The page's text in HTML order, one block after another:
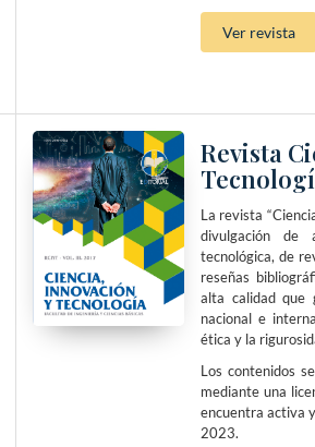
Ver revista
Revista
La revista
divulgación de
tecnológica, de
reseñas
alta calidad que
nacional e
ética y la
Los contenidos
mediante una
encuentra activa
2023.